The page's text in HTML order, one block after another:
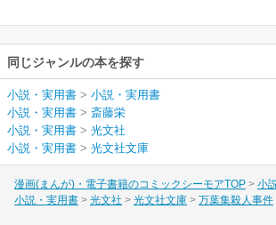
同じジャンルの本を探す
小説・実用書 > 小説・実用書
小説・実用書 > 斎藤栄
小説・実用書 > 光文社
小説・実用書 > 光文社文庫
漫画(まんが)・電子書籍のコミックシーモアTOP
小
小説・実用書
光文社 光文社文庫 万葉集殺人事件